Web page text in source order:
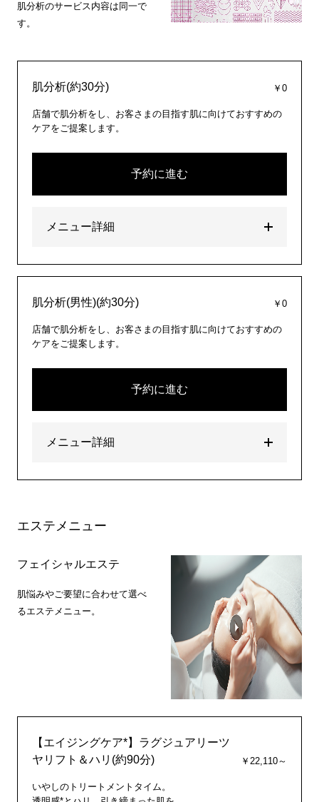
肌分析のサービス内容は同一で
す。
肌分析(約30分) ￥0
店舗で肌分析をし、お客さまの目指す肌に向けておすすめの
ケアをご提案します。
予約に進む
メニュー詳細
肌分析(男性)(約30分) ￥0
店舗で肌分析をし、お客さまの目指す肌に向けておすすめの
ケアをご提案します。
予約に進む
メニュー詳細
エステメニュー
フェイシャルエステ
肌悩みやご要望に合わせて選べ
るエステメニュー。
【エイジングケア*】ラグジュアリーツ
ヤリフト＆ハリ(約90分)
￥22,110～
いやしのトリートメントタイム。